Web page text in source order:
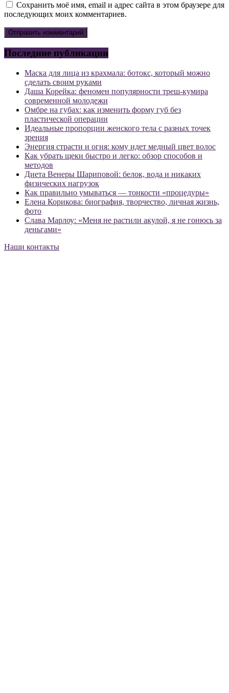
Сохранить моё имя, email и адрес сайта в этом браузере для
последующих моих комментариев.
Последние публикации
Маска для лица из крахмала: ботокс, который можно
сделать своим руками
Даша Корейка: феномен популярности треш-кумира
современной молодежи
Омбре на губах: как изменить форму губ без
пластической операции
Идеальные пропорции женского тела с разных точек
зрения
Энергия страсти и огня: кому идет медный цвет волос
Как убрать щеки быстро и легко: обзор способов и
методов
Диета Венеры Шариповой: белок, вода и никаких
физических нагрузок
Как правильно умываться — тонкости «процедуры»
Елена Корикова: биография, творчество, личная жизнь,
фото
Слава Марлоу: «Меня не растили акулой, я не гонюсь за
деньгами»
Наши контакты